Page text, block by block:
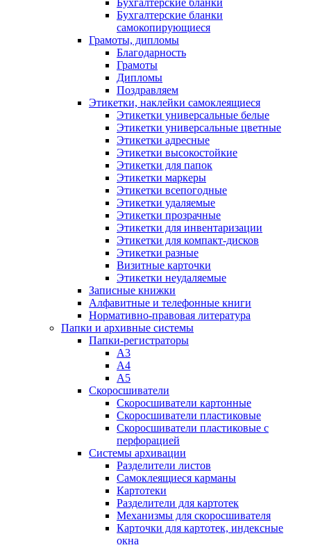
Бухгалтерские бланки
Бухгалтерские бланки
самокопирующиеся
Грамоты, дипломы
Благодарность
Грамоты
Дипломы
Поздравляем
Этикетки, наклейки самоклеящиеся
Этикетки универсальные белые
Этикетки универсальные цветные
Этикетки адресные
Этикетки высокостойкие
Этикетки для папок
Этикетки маркеры
Этикетки всепогодные
Этикетки удаляемые
Этикетки прозрачные
Этикетки для инвентаризации
Этикетки для компакт-дисков
Этикетки разные
Визитные карточки
Этикетки неудаляемые
Записные книжки
Алфавитные и телефонные книги
Нормативно-правовая литература
Папки и архивные системы
Папки-регистраторы
А3
А4
А5
Скоросшиватели
Скоросшиватели картонные
Скоросшиватели пластиковые
Скоросшиватели пластиковые с
перфорацией
Системы архивации
Разделители листов
Самоклеящиеся карманы
Картотеки
Разделители для картотек
Механизмы для скоросшивателя
Карточки для картотек, индексные
окна